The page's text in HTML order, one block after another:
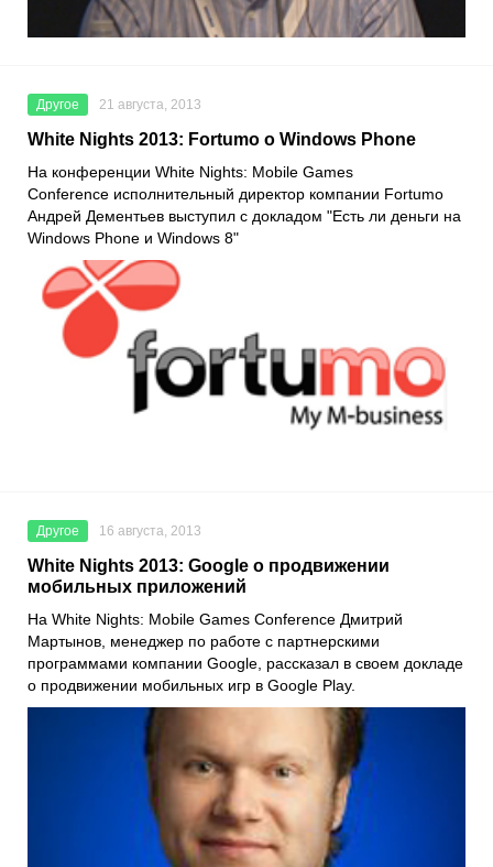
Другое 21 августа, 2013
White Nights 2013: Fortumo о Windows Phone
На конференции White Nights: Mobile Games
Conference исполнительный директор компании Fortumo
Андрей Дементьев выступил с докладом "Есть ли деньги на
Windows Phone и Windows 8"
Другое 16 августа, 2013
White Nights 2013: Google о продвижении
мобильных приложений
На White Nights: Mobile Games Conference Дмитрий
Мартынов, менеджер по работе с партнерскими
программами компании Google, рассказал в своем докладе
о продвижении мобильных игр в Google Play.